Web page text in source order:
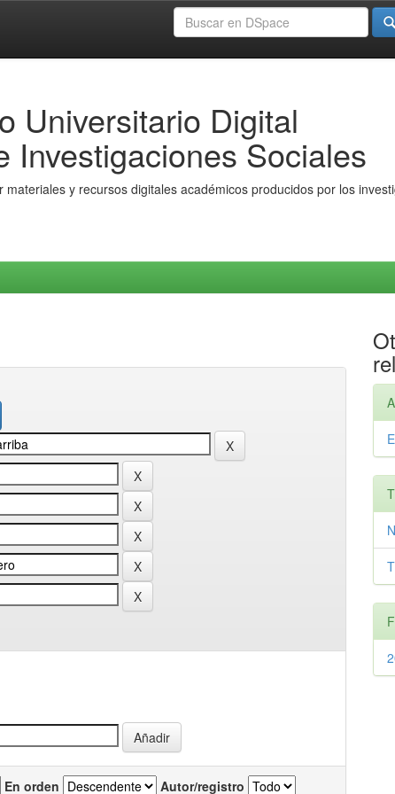
Universitario Digital
Investigaciones Sociales
materiales y recursos digitales académicos producidos por los
En orden Autor/registro